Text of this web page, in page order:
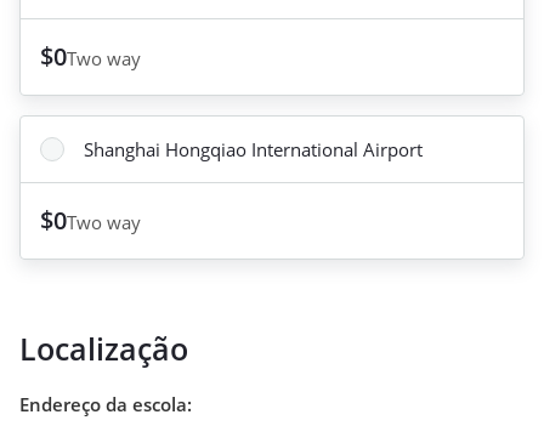
$0Two way
Shanghai Hongqiao International Airport
$0Two way
Localização
Endereço da escola: